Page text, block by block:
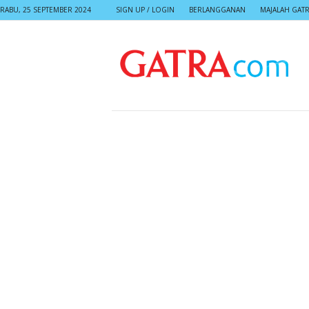
RABU, 25 SEPTEMBER 2024 SIGN UP / LOGIN BERLANGGANAN MAJALAH